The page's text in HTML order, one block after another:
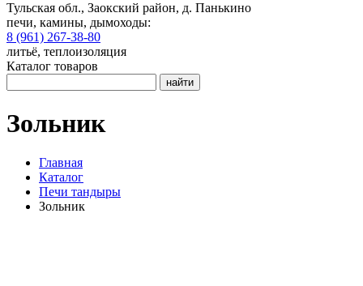
Тульская обл., Заокский район, д. Панькино
печи, камины, дымоходы:
8 (961) 267-38-80
литьё, теплоизоляция
Каталог товаров
найти
Зольник
Главная
Каталог
Печи тандыры
Зольник